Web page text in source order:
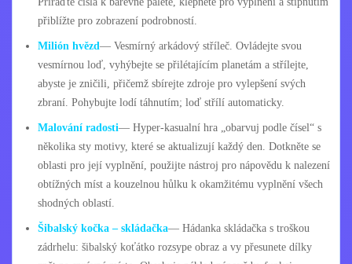
přiblížte pro zobrazení podrobností.
Milión hvězd— Vesmírný arkádový stříleč. Ovládejte svou
vesmírnou loď, vyhýbejte se přilétajícím planetám a střílejte,
abyste je zničili, přičemž sbírejte zdroje pro vylepšení svých
zbraní. Pohybujte lodí táhnutím; loď střílí automaticky.
Malování radosti— Hyper-kasualní hra „obarvuj podle čísel“ s
několika sty motivy, které se aktualizují každý den. Dotkněte se
oblasti pro její vyplnění, použijte nástroj pro nápovědu k nalezení
obtížných míst a kouzelnou hůlku k okamžitému vyplnění všech
shodných oblastí.
Šibalský kočka – skládačka— Hádanka skládačka s troškou
zádrhelu: šibalský koťátko rozsype obraz a vy přesunete dílky